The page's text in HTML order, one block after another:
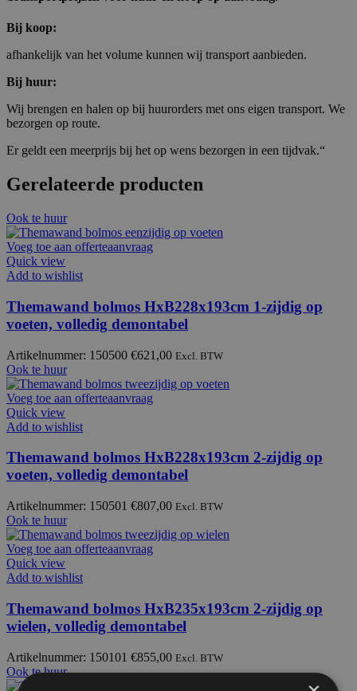
Bij koop:
afhankelijk van het volume kunnen wij transport aanbieden.
Bij huur:
Wij brengen en halen op bij huurorders met ons eigen transport. We
bezorgen op route.
Er geldt een meerprijs bij het op wens bezorgen in een tijdvak.“
Gerelateerde producten
Ook te huur
Voeg toe aan offerteaanvraag
Quick view
Add to wishlist
Themawand bolmos HxB228x193cm 1-zijdig op
voeten, volledig demontabel
Artikelnummer: 150500 €621,00 Excl. BTW
Ook te huur
Voeg toe aan offerteaanvraag
Quick view
Add to wishlist
Themawand bolmos HxB228x193cm 2-zijdig op
voeten, volledig demontabel
Artikelnummer: 150501 €807,00 Excl. BTW
Ook te huur
Voeg toe aan offerteaanvraag
Quick view
Add to wishlist
Themawand bolmos HxB235x193cm 2-zijdig op
wielen, volledig demontabel
Artikelnummer: 150101 €855,00 Excl. BTW
Ook te huur